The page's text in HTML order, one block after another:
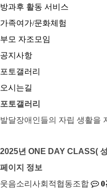
방과후 활동 서비스
가족여가/문화체험
부모 자조모임
공지사항
포토갤러리
오시는길
포토갤러리
발달장애인들의 자립 생활을
2025년 ONE DAY CLASS(
페이지 정보
웃음소리사회적협동조합
0